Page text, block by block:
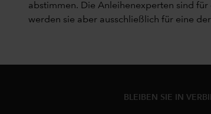
abstimmen. Die Anleihenexperten sind
werden sie aber ausschließlich für eine
BLEIBEN SIE IN